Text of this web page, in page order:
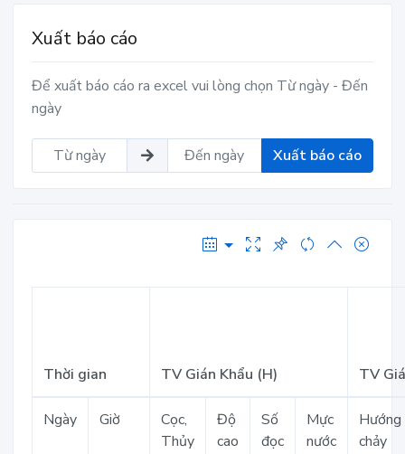
Xuất báo cáo
Để xuất báo cáo ra excel vui lòng chọn Từ ngày - Đến
ngày
Xuất báo cáo
Thời gian TV Gián Khẩu (H) TV
Ngày Giờ
Cọc,
Thủy
Độ
cao
Số
đọc
Mực
nước
Hướng
chảy